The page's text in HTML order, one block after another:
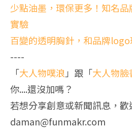
少點油墨，環保更多！知名品
實驗
百變的透明胸針，和品牌
----
「大人物噗浪 」跟「大人物臉
你....還沒加嗎？
若想分享創意或新聞訊息，歡
daman@funmakr.com